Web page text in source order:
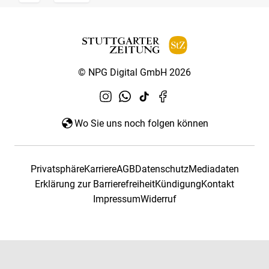
© NPG Digital GmbH 2026
Wo Sie uns noch folgen können
PrivatsphäreKarriereAGBDatenschutzMediadaten
Erklärung zur BarrierefreiheitKündigungKontakt
ImpressumWiderruf